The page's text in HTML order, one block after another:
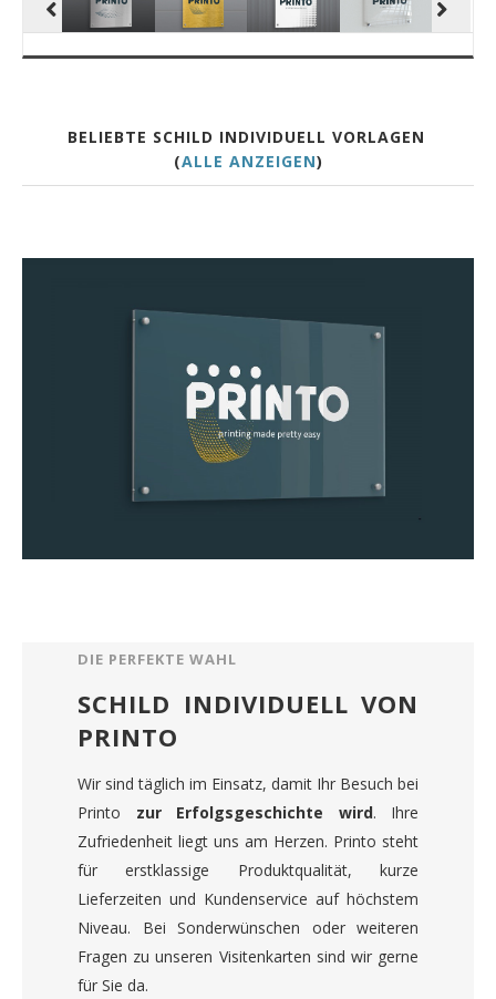
BELIEBTE SCHILD INDIVIDUELL VORLAGEN
(ALLE ANZEIGEN)
DIE PERFEKTE WAHL
SCHILD INDIVIDUELL VON
PRINTO
Wir sind täglich im Einsatz, damit Ihr Besuch bei
Printo zur Erfolgsgeschichte wird. Ihre
Zufriedenheit liegt uns am Herzen. Printo steht
für erstklassige Produktqualität, kurze
Lieferzeiten und Kundenservice auf höchstem
Niveau. Bei Sonderwünschen oder weiteren
Fragen zu unseren Visitenkarten sind wir gerne
für Sie da.